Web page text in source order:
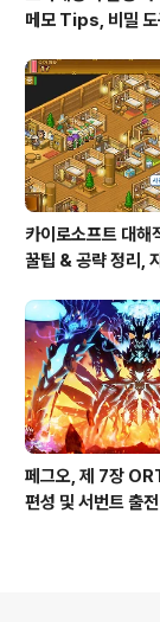
메모 Tips, 비밀 도
카이로소프트 대해
꿀팁 & 공략 정리,
페그오, 제 7장
편성 및 서번트 출